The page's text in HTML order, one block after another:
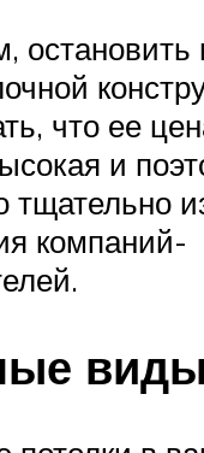
остановить
что ее
и
тщательно
компаний-
виды